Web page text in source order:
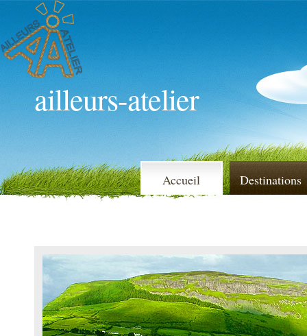
ailleurs-atelier
Accueil Destinations